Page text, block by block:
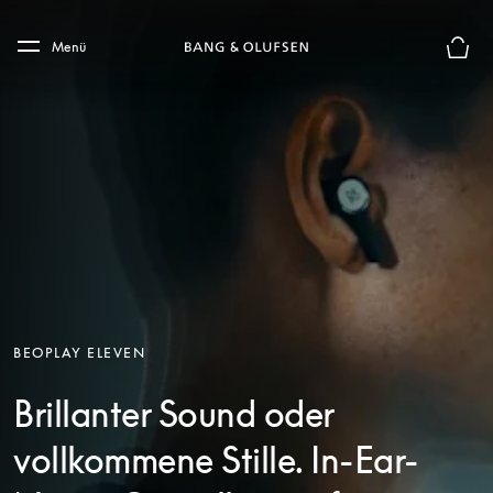
Skip to main footer
Menü
BEOPLAY ELEVEN
Brillanter Sound oder
vollkommene Stille. In-Ear-